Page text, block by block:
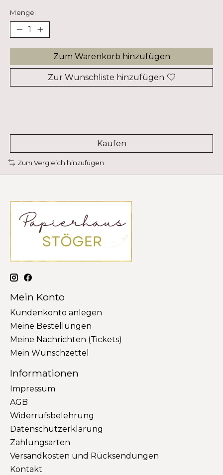
Menge:
Zum Warenkorb hinzufügen
Zur Wunschliste hinzufügen
Kaufen
Zum Vergleich hinzufügen
Mein Konto
Kundenkonto anlegen
Meine Bestellungen
Meine Nachrichten (Tickets)
Mein Wunschzettel
Informationen
Impressum
AGB
Widerrufsbelehrung
Datenschutzerklärung
Zahlungsarten
Versandkosten und Rücksendungen
Kontakt